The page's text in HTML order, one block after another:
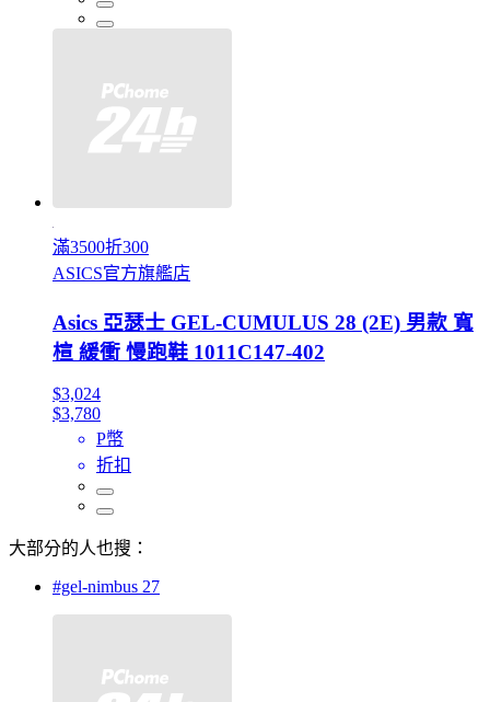
滿3500折300
ASICS官方旗艦店
Asics 亞瑟士 GEL-CUMULUS 28 (2E) 男款 寬
楦 緩衝 慢跑鞋 1011C147-402
$3,024
$3,780
P幣
折扣
大部分的人也搜：
#gel-nimbus 27